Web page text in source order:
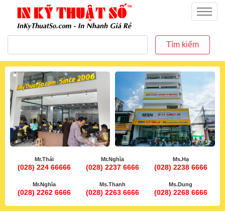
inkythuatso.com
Menu
Tìm kiếm
Mr.Thái
(028) 224 66666
Mr.Nghĩa
(028) 2237 6666
Ms.Hạ
(028) 2238 6666
Mr.Nghĩa
(028) 2262 6666
Ms.Thanh
(028) 2263 6666
Ms.Dung
(028) 2268 6666